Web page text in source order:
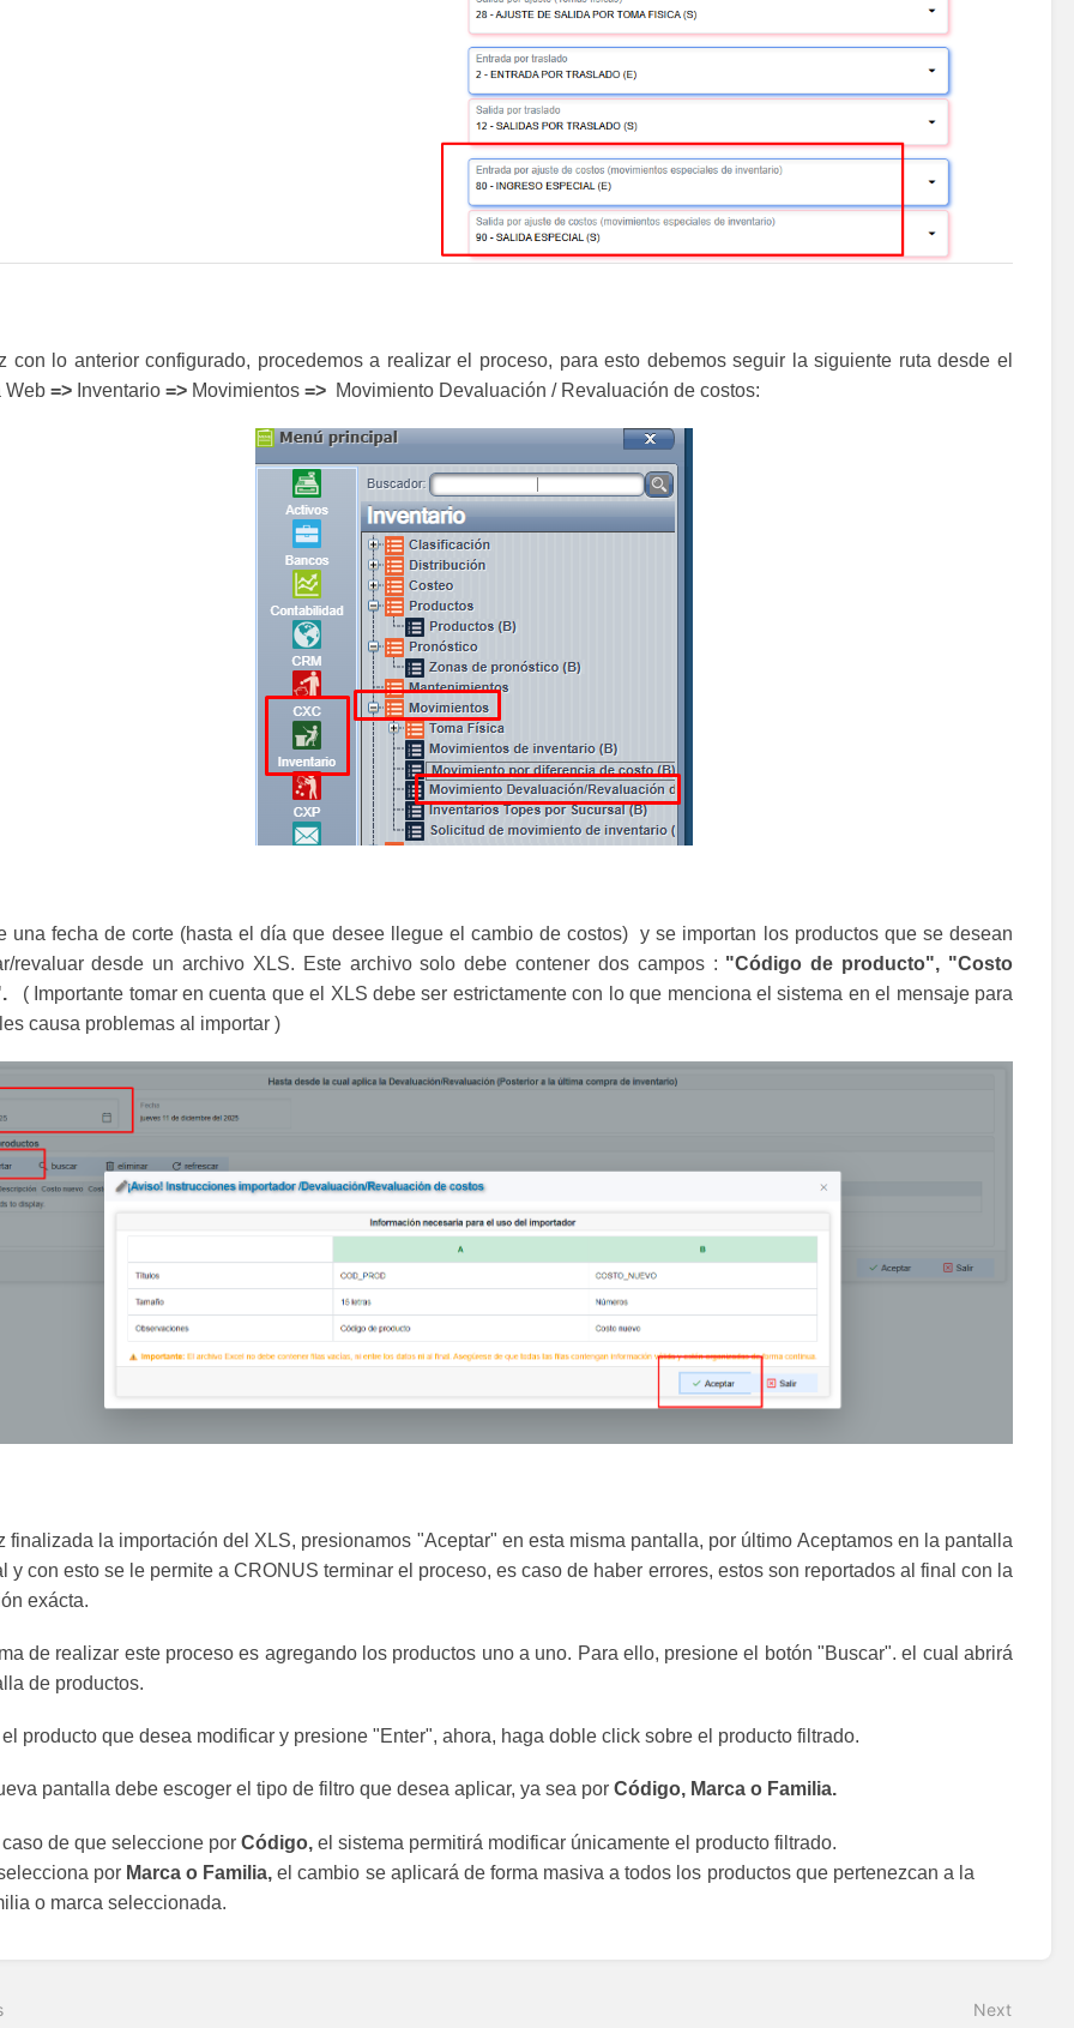
con lo anterior configurado, procedemos a realizar el proceso, para esto debemos seguir la siguiente ruta desde el
Web=> Inventario =>Movimientos=>Movimiento Devaluación / Revaluación de costos:
una fecha de corte (hasta el día que desee llegue el cambio de costos) y se importan los productos que se desean
revaluar desde un archivo XLS. Este archivo solo debe contener dos campos : "Código de producto", "Costo
( Importante tomar en cuenta que el XLS debe ser estrictamente con lo que menciona el sistema en el mensaje para
causa problemas al importar )
finalizada la importación del XLS, presionamos "Aceptar" en esta misma pantalla, por último Aceptamos en la pantalla
y con esto se le permite a CRONUS terminar el proceso, es caso de haber errores, estos son reportados al final con la
exácta.
de realizar este proceso es agregando los productos uno a uno. Para ello, presione el botón "Buscar". el cual abrirá
de productos.
producto que desea modificar y presione "Enter", ahora, haga doble click sobre el producto filtrado.
pantalla debe escoger el tipo de filtro que desea aplicar, ya sea por Código, Marca o Familia.
caso de que seleccione por Código, el sistema permitirá modificar únicamente el producto filtrado.
por Marca o Familia,el cambio se aplicará de forma masiva a todos los productos que pertenezcan a la
o marca seleccionada.
Next